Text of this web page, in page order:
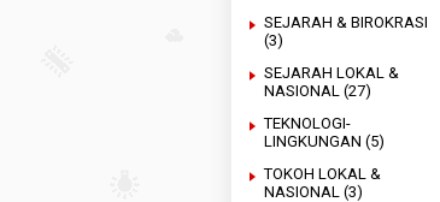
SEJARAH & BIROKRASI
(3)
SEJARAH LOKAL &
NASIONAL (27)
TEKNOLOGI-
LINGKUNGAN (5)
TOKOH LOKAL &
NASIONAL (3)